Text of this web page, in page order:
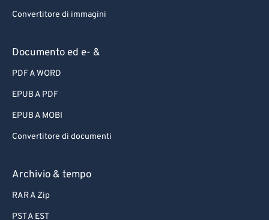
Convertitore di immagini
Documento ed e- &
PDF A WORD
EPUB A PDF
EPUB A MOBI
Convertitore di documenti
Archivio & tempo
RAR A Zip
PST A EST